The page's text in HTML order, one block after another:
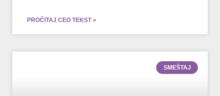
PROČITAJ CEO TEKST »
SMEŠTAJ